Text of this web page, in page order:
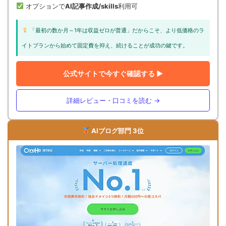
オプションでAI記事作成/skills利用可
「最初の数か月～1年は収益ゼロが普通」だからこそ、より低価格のラ
イトプランから始めて固定費を抑え、続けることが成功の鍵です。
公式サイトで今すぐ確認する ▶
詳細レビュー・口コミを読む →
AIブログ部門 3位